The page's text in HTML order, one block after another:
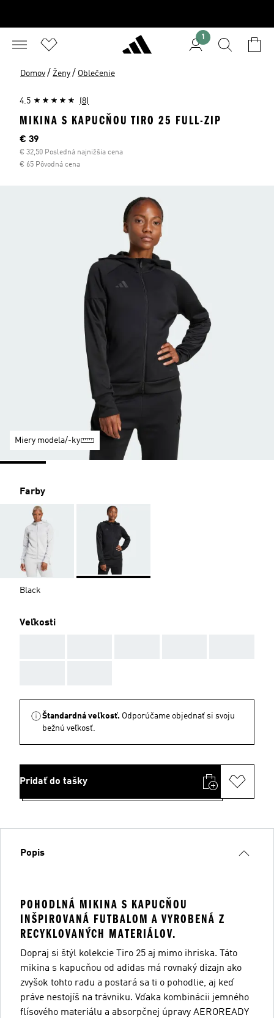
1
Domov / Ženy / Oblečenie
4.5 (8)
MIKINA S KAPUCŇOU TIRO 25 FULL-ZIP
Aktuálna cena
€ 39
€ 32,50 Posledná najnižšia cena
€ 65 Pôvodná cena
Miery modela/-ky
Farby
Black
Veľkosti
Štandardná veľkosť. Odporúčame objednať si svoju
bežnú veľkosť.
Pridať do tašky
Popis
POHODLNÁ MIKINA S KAPUCŇOU
INŠPIROVANÁ FUTBALOM A VYROBENÁ Z
RECYKLOVANÝCH MATERIÁLOV.
Dopraj si štýl kolekcie Tiro 25 aj mimo ihriska. Táto
mikina s kapucňou od adidas má rovnaký dizajn ako
zvyšok tohto radu a postará sa ti o pohodlie, aj keď
práve nestojíš na trávniku. Vďaka kombinácii jemného
flísového materiálu a absorpčnej úpravy AEROREADY